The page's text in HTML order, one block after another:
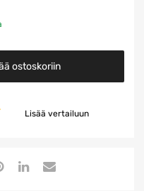
ostoskoriin
Lisää vertailuun